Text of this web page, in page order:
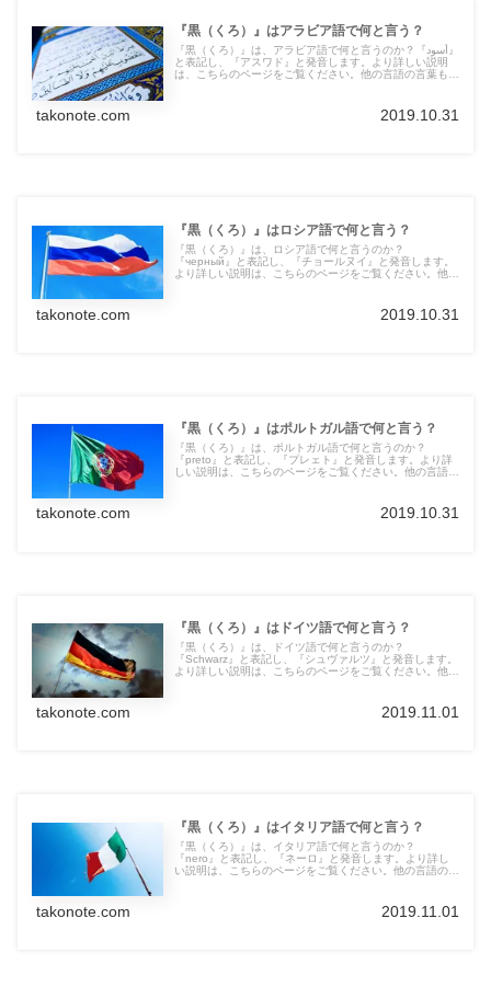
『黒（くろ）』はアラビア語で何と言う？
『黒（くろ）』は、アラビア語で何と言うのか？『أسود』
と表記し、『アスワド』と発音します。より詳しい説明
は、こちらのページをご覧ください。他の言語の言葉も紹
takonote.com 2019.10.31
『黒（くろ）』はロシア語で何と言う？
『黒（くろ）』は、ロシア語で何と言うのか？
『черный』と表記し、『チョールヌイ』と発音します。
より詳しい説明は、こちらのページをご覧ください。他の
takonote.com 2019.10.31
『黒（くろ）』はポルトガル語で何と言う？
『黒（くろ）』は、ポルトガル語で何と言うのか？
『preto』と表記し、『プレェト』と発音します。より詳
しい説明は、こちらのページをご覧ください。他の言語の
takonote.com 2019.10.31
『黒（くろ）』はドイツ語で何と言う？
『黒（くろ）』は、ドイツ語で何と言うのか？
『Schwarz』と表記し、『シュヴァルツ』と発音します。
より詳しい説明は、こちらのページをご覧ください。他の
takonote.com 2019.11.01
『黒（くろ）』はイタリア語で何と言う？
『黒（くろ）』は、イタリア語で何と言うのか？
『nero』と表記し、『ネーロ』と発音します。より詳し
い説明は、こちらのページをご覧ください。他の言語の言
takonote.com 2019.11.01